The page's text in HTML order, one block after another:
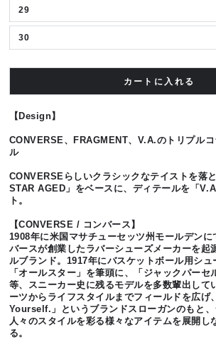
29
30
カートに入れる
【Design】
CONVERSE、FRAGMENT、V.A.のトリプル
ル
CONVERSEらしいクラシックなテイストを落
STAR AGED」をベースに、ディテールを「
ト。
【CONVERSE / コンバース】
1908年に米国マサチューセッツ州モールデン
バースが創業したラバーシューズメーカーを起
ルブランド。1917年にバスケットボール用シュ
「オールスター」を筆頭に、「ジャックパーセ
等、スニーカー史に残るモデルを多数輩出して
ーツからライフスタイルまでフィールドを広げ
Yourself.」というブランドスローガンのもと
人々のスタイルを彩る様々なアイテムを展開し
る。